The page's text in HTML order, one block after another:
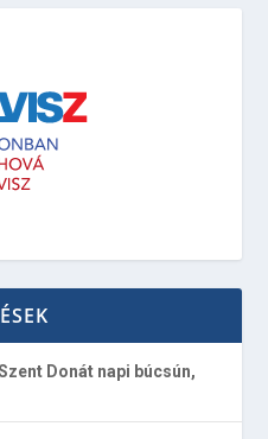
Donát napi búcsún,